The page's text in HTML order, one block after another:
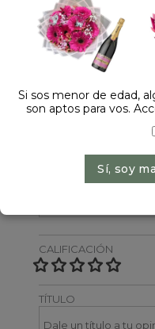
NOMBRE
CALIFICACIÓN
TÍTULO
Si sos menor de edad,
son aptos para vos.